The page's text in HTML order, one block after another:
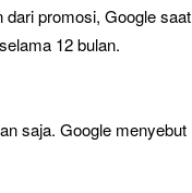
dari promosi, Google saat
12 bulan.
saja. Google menyebut